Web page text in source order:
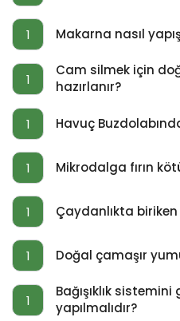
1 Makarna nasıl
1
Cam silmek için
hazırlanır?
1 Havuç
1 Mikrodalga fırın
1 Çaydanlıkta
1 Doğal çamaşır
1
Bağışıklık
yapılmalıdır?